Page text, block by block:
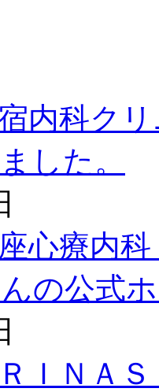
内科クリ
した。
心療内科
の公式
ＩＮＡ